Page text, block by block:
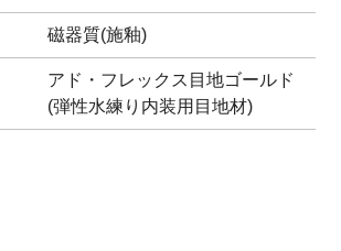
磁器質(施釉)
アド・フレックス目地ゴールド
(弾性水練り内装用目地材)